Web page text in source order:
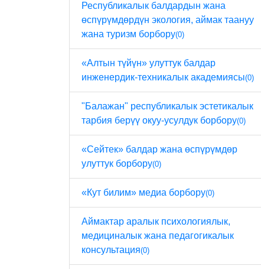
Республикалык балдардын жана
өспүрүмдөрдүн экология, аймак таануу
жана туризм борбору(0)
«Алтын түйүн» улуттук балдар
инженердик-техникалык академиясы(0)
"Балажан" республикалык эстетикалык
тарбия берүү окуу-усулдук борбору(0)
«Сейтек» балдар жана өспүрүмдөр
улуттук борбору(0)
«Кут билим» медиа борбору(0)
Аймактар ​​аралык психологиялык,
медициналык жана педагогикалык
консультация(0)